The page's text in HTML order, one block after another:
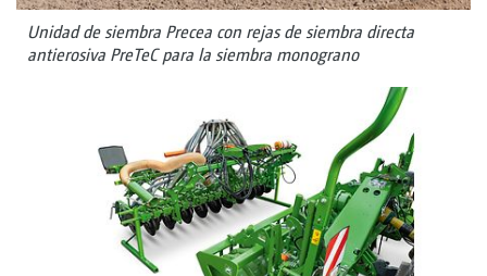
Unidad de siembra Precea con rejas de siembra directa
antierosiva PreTeC para la siembra monograno